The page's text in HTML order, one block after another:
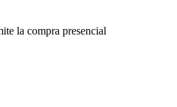
la compra presencial